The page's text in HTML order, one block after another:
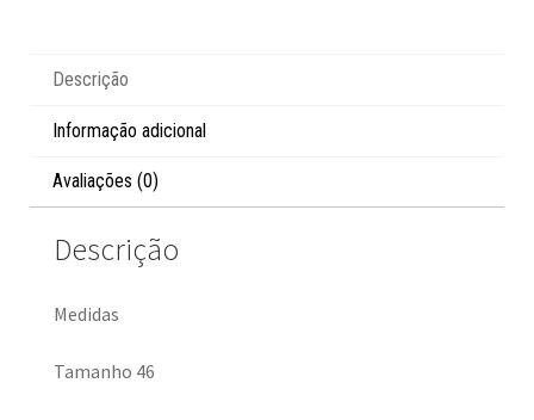
Descrição
Informação adicional
Avaliações (0)
Descrição
Medidas
Tamanho 46